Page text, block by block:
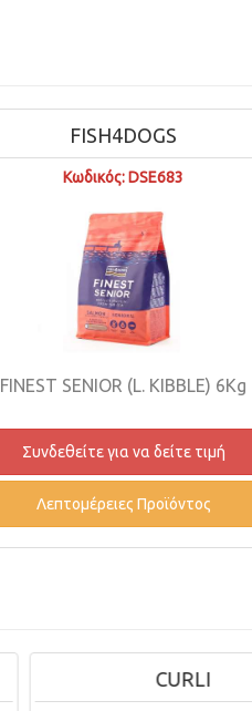
FISH4DOGS
Κωδικός: DSE683
FINEST SENIOR (L. KIBBLE) 6Kg
Συνδεθείτε για να δείτε τιμή
Λεπτομέρειες Προϊόντος